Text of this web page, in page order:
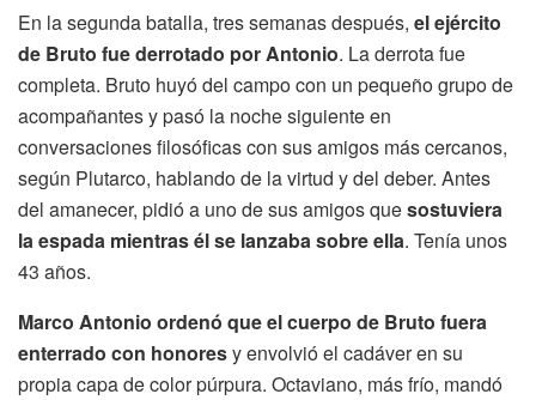
En la segunda batalla, tres semanas después, el ejército
de Bruto fue derrotado por Antonio. La derrota fue
completa. Bruto huyó del campo con un pequeño grupo de
acompañantes y pasó la noche siguiente en
conversaciones filosóficas con sus amigos más cercanos,
según Plutarco, hablando de la virtud y del deber. Antes
del amanecer, pidió a uno de sus amigos quesostuviera
la espada mientras él se lanzaba sobre ella. Tenía unos
43 años.
Marco Antonio ordenó que el cuerpo de Bruto fuera
enterrado con honoresy envolvió el cadáver en su
propia capa de color púrpura. Octaviano, más frío, mandó